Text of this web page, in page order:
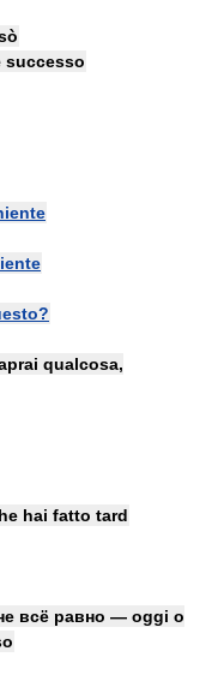
successo
qualcosa,
hai fatto tard
всё равно — oggi o